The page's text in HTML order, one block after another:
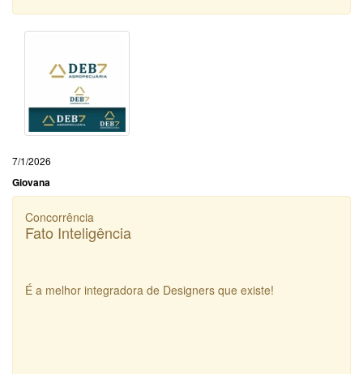
7/1/2026
Giovana
Concorrência
Fato Inteligência
É a melhor integradora de Designers que existe!